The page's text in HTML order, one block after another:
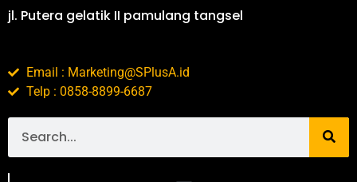
jl. Putera gelatik II pamulang tangsel
Email : Marketing@SPlusA.id
Telp : 0858-8899-6687